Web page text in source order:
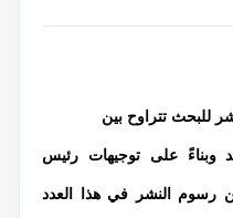
للبحث تتراوح بين
الواحد وبناءً على توجيهات رئيس
من رسوم النشر في هذا العدد